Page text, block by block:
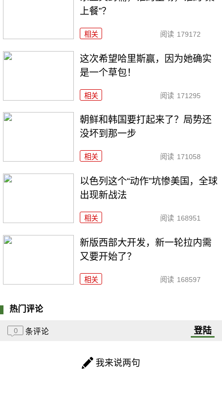
上餐”？
相关 阅读 179172
这次希望哈里斯赢，因为她确实
是一个草包！
相关 阅读 171295
朝鲜和韩国要打起来了？局势还
没坏到那一步
相关 阅读 171058
以色列这个“动作”坑惨美国，全球
出现新战法
相关 阅读 168951
新版西部大开发，新一轮拉内需
又要开始了？
相关 阅读 168597
热门评论
0 条评论 登陆
我来说两句